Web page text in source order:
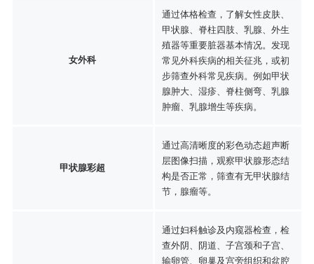
女外科
通过体格检查，了解女性皮肤、
甲状腺、脊柱四肢、乳腺、外生
殖器等重要脏器基本情况。发现
常见外科疾病的相关征兆，或初
步筛查外科常见疾病。例如甲状
腺肿大、湿疹、脊柱侧弯、乳腺
肿瘤、乳腺增生等疾病。
甲状腺彩超
通过高清晰度的彩色动态超声断
层图像扫描，观察甲状腺形态结
构是否正常，筛查有无甲状腺结
节，腺瘤等。
通过妇科触诊及内窥器检查，检
查外阴、阴道、子宫颈和子宫、
输卵管、卵巢及宫旁组织和盆腔